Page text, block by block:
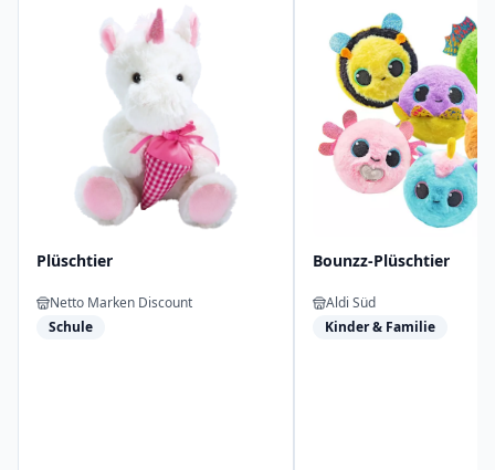
Plüschtier
Netto Marken Discount
Schule
Bounzz-Plüschtier
Aldi Süd
Kinder & Familie